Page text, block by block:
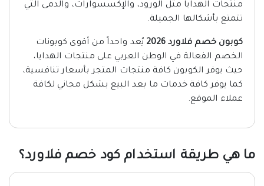
منتجات الهدايا مثل الورود، والإكسسوارات، والدمى التي
تتمتع بأشكالها الجميلة.
كوبون خصم فلاورد 2026
يُعد واحداً من أقوى كوبونات
الخصم الفعالة في الوطن العربي على منتجات الهدايا،
حيث يوفر الكوبون كافة منتجات المتجر بأسعار تنافسية،
كما يوفر كافة خدمات ما بعد البيع بشكل مجاني لكافة
عملاء الموقع.
ما هي طريقة استخدام كود خصم فلاورد؟